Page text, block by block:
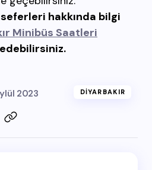
hakkında bilgi
Minibüs Saatleri
2023 DIYARBAKIR